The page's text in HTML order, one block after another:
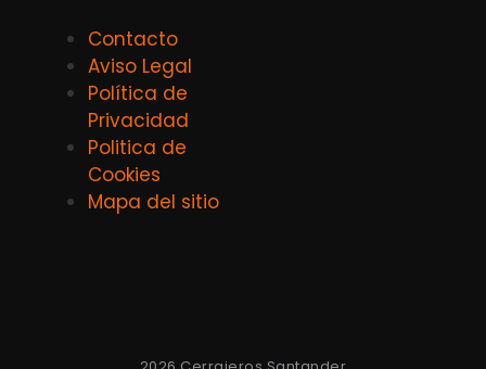
Contacto
Aviso Legal
Política de
Privacidad
Politica de
Cookies
Mapa del sitio